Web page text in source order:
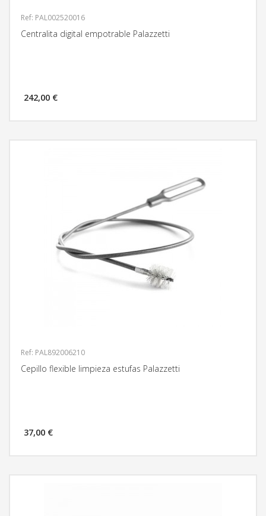
Ref: PAL002520016
Centralita digital empotrable Palazzetti
242,00 €
Ref: PAL892006210
Cepillo flexible limpieza estufas Palazzetti
37,00 €